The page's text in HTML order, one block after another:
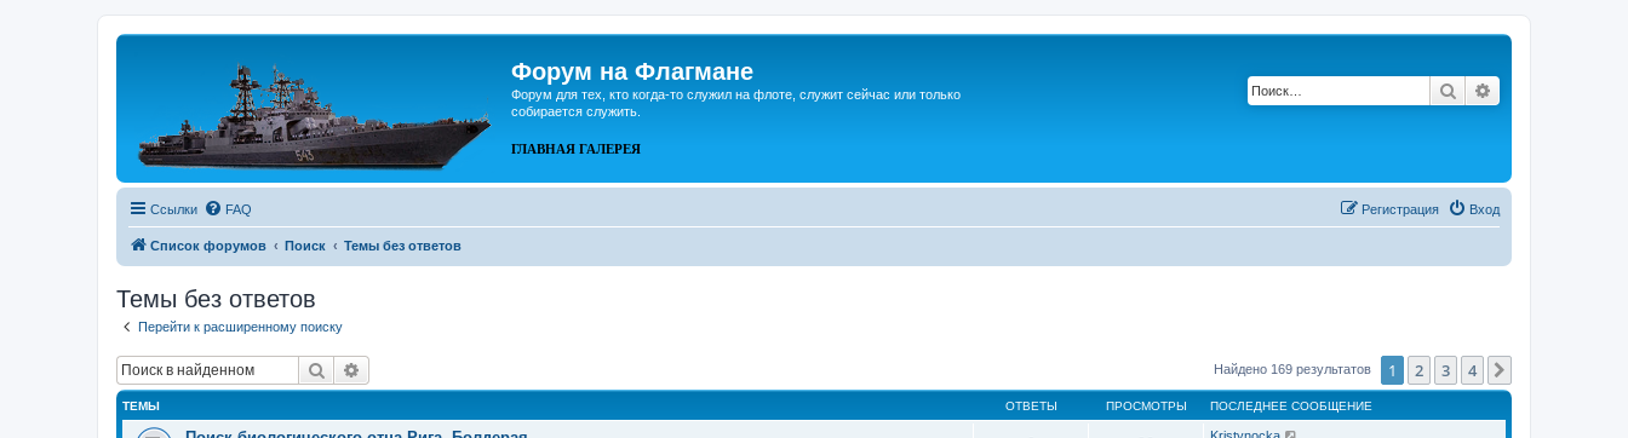
Форум на Флагмане
Форум для тех, кто когда-то служил на флоте, служит сейчас или только
собирается служить.
ГЛАВНАЯ ГАЛЕРЕЯ
Поиск
Ссылки FAQ Вход
Регистрация
Список форумов Поиск Темы без ответов
Темы без ответов
Перейти к расширенному поиску
Поиск Найдено 169 результатов 1 2 3 4
ТЕМЫ ОТВЕТЫ ПРОСМОТРЫ ПОСЛЕДНЕЕ СООБЩЕНИЕ
Kristynocka